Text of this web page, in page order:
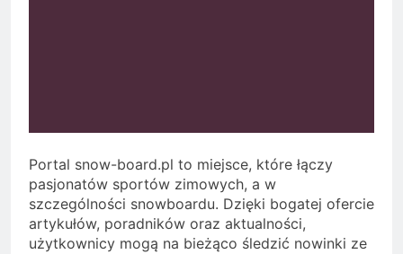
Portal snow-board.pl to miejsce, które łączy
pasjonatów sportów zimowych, a w
szczególności snowboardu. Dzięki bogatej ofercie
artykułów, poradników oraz aktualności,
użytkownicy mogą na bieżąco śledzić nowinki ze